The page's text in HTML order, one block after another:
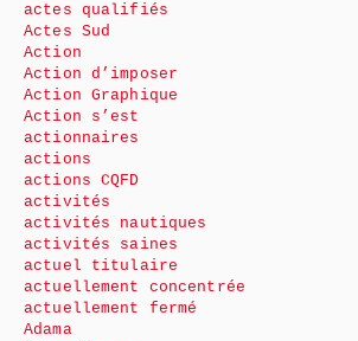
actes qualifiés
Actes Sud
Action
Action d’imposer
Action Graphique
Action s’est
actionnaires
actions
actions CQFD
activités
activités nautiques
activités saines
actuel titulaire
actuellement concentrée
actuellement fermé
Adama